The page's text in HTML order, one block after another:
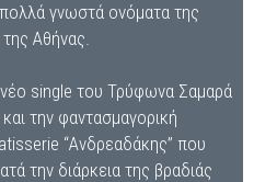
γνωστά ονόματα της
Αθήνας.
single του Τρύφωνα Σαμαρά
την φαντασμαγορική
“Ανδρεαδάκης” που
την διάρκεια της βραδιάς